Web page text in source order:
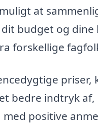
at
budget og
forskellige
priser,
bedre indtryk
positive